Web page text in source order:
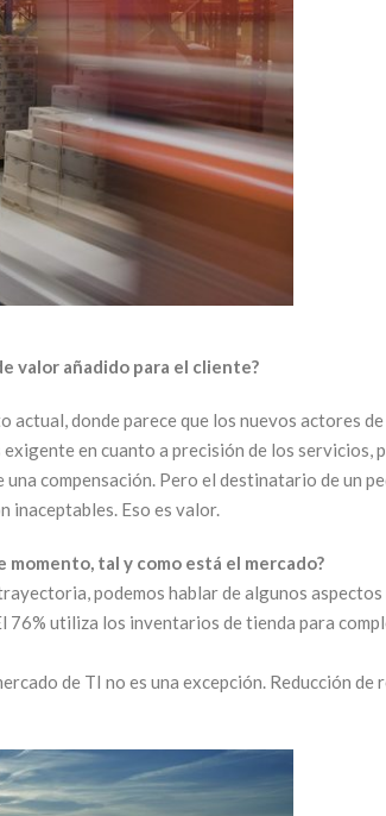
valor añadido para el cliente?
donde parece que los nuevos actores
exigente en cuanto a precisión de los servicios,
compensación. Pero el destinatario de un
inaceptables. Eso es valor.
tal y como está el mercado?
podemos hablar de algunos
76% utiliza los inventarios de tienda para
de TI no es una excepción. Reducción